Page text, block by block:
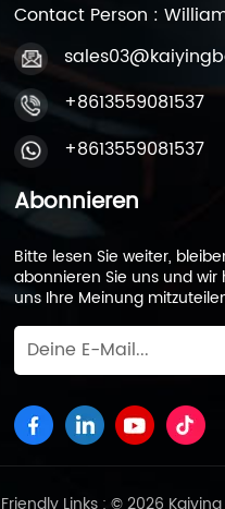
Contact Person :
+8613559081537
+8613559081537
Abonnieren
Bitte lesen Sie weiter,
abonnieren Sie uns und
uns Ihre Meinung